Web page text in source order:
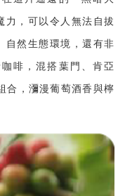
力，可以令人無法自拔
自然生態環境，還有非
啡，混搭葉門、肯亞
合，瀰漫葡萄酒香與檸